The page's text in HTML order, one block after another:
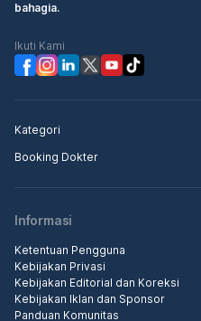
bahagia.
Ikuti Kami
Kategori
Booking Dokter
Informasi
Ketentuan Pengguna
Kebijakan Privasi
Kebijakan Editorial dan Koreksi
Kebijakan Iklan dan Sponsor
Panduan Komunitas